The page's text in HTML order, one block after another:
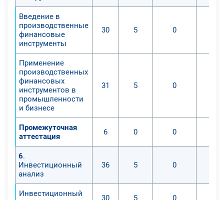
Введение в
производственные
финансовые
инструменты
30 5 0
Применение
производственных
финансовых
инструментов в
промышленности
и бизнесе
31 5 0
Промежуточная
аттестация
6 0 0
6.
Инвестиционный
анализ
36 5 0
Инвестиционный
30 5 0